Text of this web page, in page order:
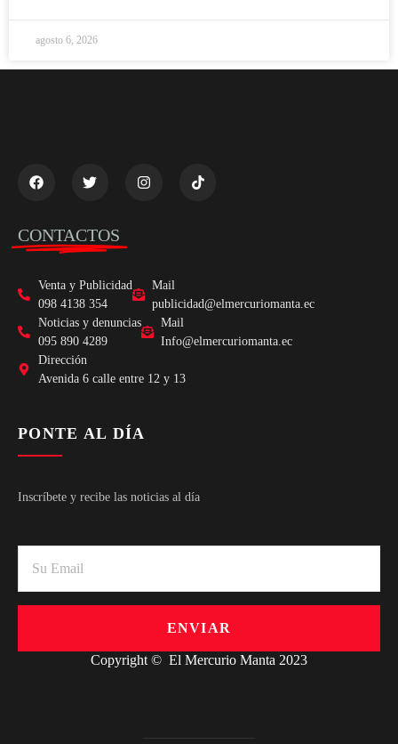
agosto 6, 2026
CONTACTOS
Venta y Publicidad
098 4138 354
Mail
publicidad@elmercuriomanta.ec
Noticias y denuncias
095 890 4289
Mail
Info@elmercuriomanta.ec
Dirección
Avenida 6 calle entre 12 y 13
PONTE AL DÍA
Inscríbete y recibe las noticias al día
ENVIAR
Copyright © El Mercurio Manta 2023